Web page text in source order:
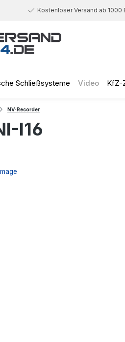
Kostenloser Versand ab 1000
Schließsysteme Video KfZ-
NV-Recorder
I16